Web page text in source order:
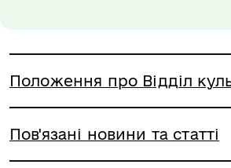
Положення про Відділ
Пов'язані новини та статті